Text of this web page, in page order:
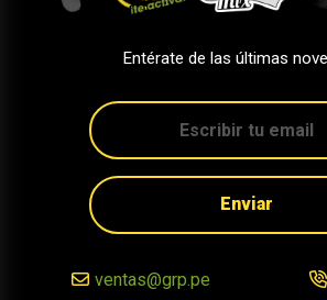
Entérate de las últimas
Enviar
ventas@grp.pe